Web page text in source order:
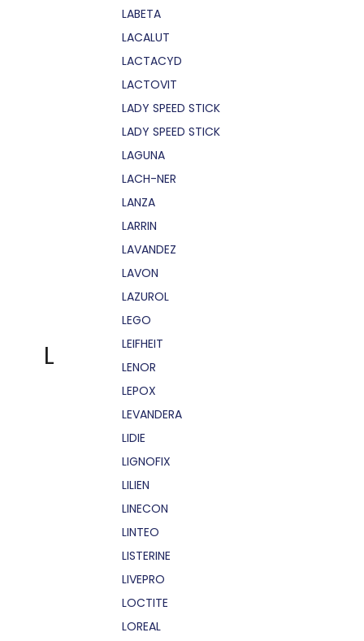
L
LABETA
LACALUT
LACTACYD
LACTOVIT
LADY SPEED STICK
LADY SPEED STICK
LAGUNA
LACH-NER
LANZA
LARRIN
LAVANDEZ
LAVON
LAZUROL
LEGO
LEIFHEIT
LENOR
LEPOX
LEVANDERA
LIDIE
LIGNOFIX
LILIEN
LINECON
LINTEO
LISTERINE
LIVEPRO
LOCTITE
LOREAL